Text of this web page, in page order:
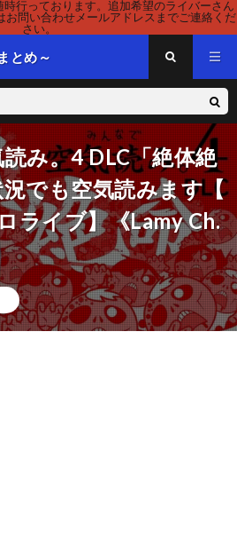
行っております。追加希望のライバーさん
問い合わせメールアドレスまでご連絡くだ
さい。
とめ～
み。4 DLC「絶体絶
でも空気読みます【
ライブ】《Lamy Ch.